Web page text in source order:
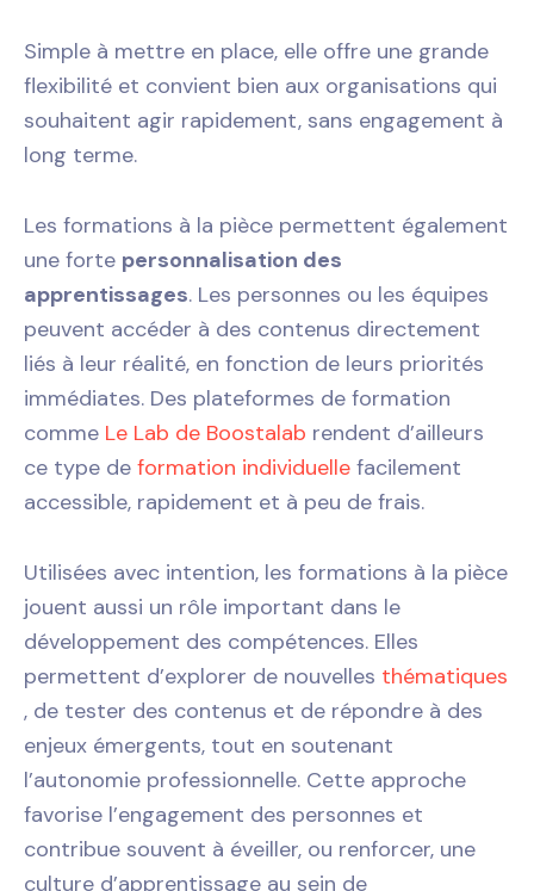
Simple à mettre en place, elle offre une grande
flexibilité et convient bien aux organisations qui
souhaitent agir rapidement, sans engagement à
long terme.
Les formations à la pièce permettent également
une forte personnalisation des
apprentissages. Les personnes ou les équipes
peuvent accéder à des contenus directement
liés à leur réalité, en fonction de leurs priorités
immédiates. Des plateformes de formation
comme Le Lab de Boostalab rendent d’ailleurs
ce type de formation individuelle facilement
accessible, rapidement et à peu de frais.
Utilisées avec intention, les formations à la pièce
jouent aussi un rôle important dans le
développement des compétences. Elles
permettent d’explorer de nouvelles thématiques
, de tester des contenus et de répondre à des
enjeux émergents, tout en soutenant
l’autonomie professionnelle. Cette approche
favorise l’engagement des personnes et
contribue souvent à éveiller, ou renforcer, une
culture d’apprentissage au sein de